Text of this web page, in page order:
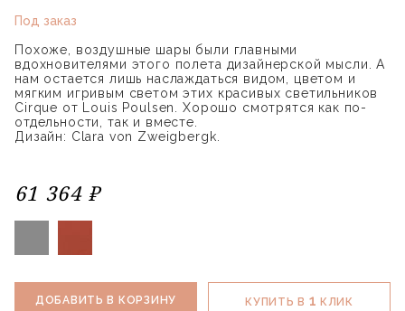
Под заказ
Похоже, воздушные шары были главными
вдохновителями этого полета дизайнерской мысли. А
нам остается лишь наслаждаться видом, цветом и
мягким игривым светом этих красивых светильников
Cirque от Louis Poulsen. Хорошо смотрятся как по-
отдельности, так и вместе.
Дизайн: Clara von Zweigbergk.
61 364 ₽
ДОБАВИТЬ В КОРЗИНУ КУПИТЬ В 1 КЛИК